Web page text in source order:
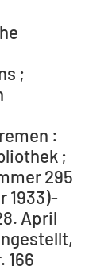
;
:
;
295
1933)-
April
166